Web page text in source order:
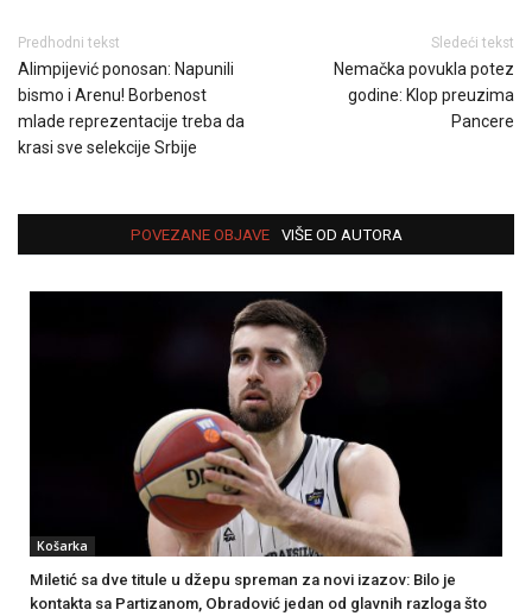
Predhodni tekst
Alimpijević ponosan: Napunili
bismo i Arenu! Borbenost
mlade reprezentacije treba da
krasi sve selekcije Srbije
Sledeći tekst
Nemačka povukla potez
godine: Klop preuzima
Pancere
POVEZANE OBJAVE VIŠE OD AUTORA
Košarka
Miletić sa dve titule u džepu spreman za novi izazov: Bilo je
kontakta sa Partizanom, Obradović jedan od glavnih razloga što